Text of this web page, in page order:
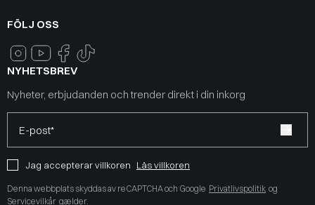
FÖLJ OSS
NYHETSBREV
Nyheter, erbjudanden och trender direkt i din inkorg
E-post*
Jag accepterar villkoren Läs villkoren
Denna webbplats skyddas av reCAPTCHA och Google Privatlivspolitik og
Servicevilkår gælder.